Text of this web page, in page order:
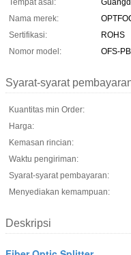
Tempat asal:
Nama merek:
Sertifikasi:
ROHS
Nomor model:
OFS-
Syarat-syarat
Kuantitas min Order:
Harga:
Kemasan rincian:
Waktu pengiriman:
Syarat-syarat pembayaran:
Menyediakan kemampuan:
Deskripsi